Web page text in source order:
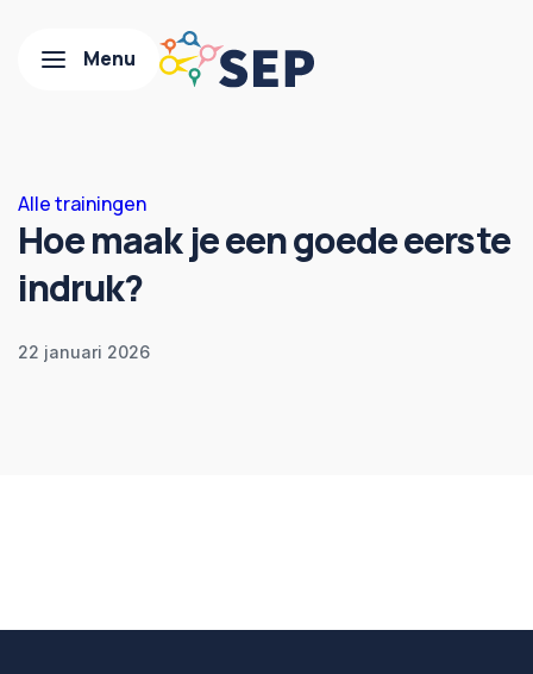
Alle trainingen
Hoe maak je een goede eerste
indruk?
22 januari 2026